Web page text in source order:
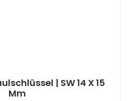
| SW 14 X 15
Mm